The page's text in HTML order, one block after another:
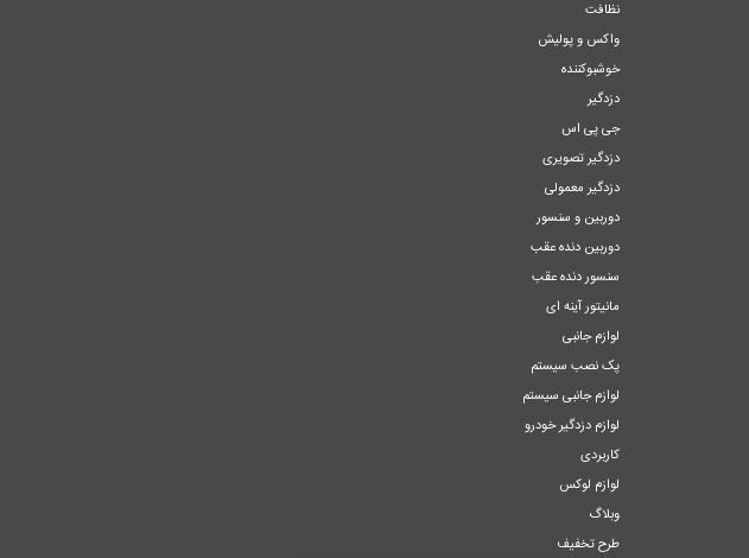
نظافت
واکس و پولیش
خوشبوکننده
دزدگیر
جی پی اس
دزدگیر تصویری
دزدگیر معمولی
دوربین و سنسور
دوربین دنده عقب
سنسور دنده عقب
مانیتور آینه ای
لوازم جانبی
پک نصب سیستم
لوازم جانبی سیستم
لوازم دزدگیر خودرو
کاربردی
لوازم لوکس
وبلاگ
طرح تخفیف